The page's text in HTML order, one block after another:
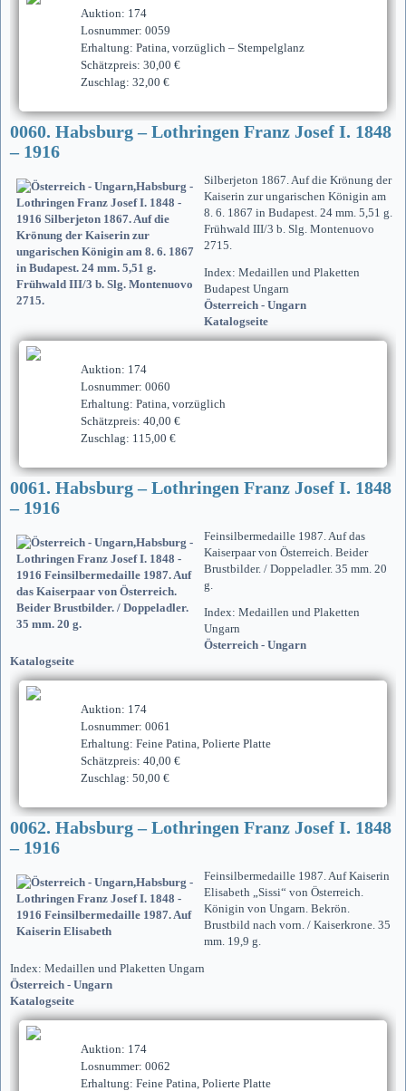
Auktion: 174
Losnummer: 0059
Erhaltung: Patina, vorzüglich – Stempelglanz
Schätzpreis: 30,00 €
Zuschlag: 32,00 €
0060. Habsburg – Lothringen Franz Josef I. 1848
– 1916
Silberjeton 1867. Auf die Krönung der
Kaiserin zur ungarischen Königin am
8. 6. 1867 in Budapest. 24 mm. 5,51 g.
Frühwald III/3 b. Slg. Montenuovo
2715.
Index: Medaillen und Plaketten
Budapest Ungarn
Österreich - Ungarn
Katalogseite
Auktion: 174
Losnummer: 0060
Erhaltung: Patina, vorzüglich
Schätzpreis: 40,00 €
Zuschlag: 115,00 €
0061. Habsburg – Lothringen Franz Josef I. 1848
– 1916
Feinsilbermedaille 1987. Auf das
Kaiserpaar von Österreich. Beider
Brustbilder. / Doppeladler. 35 mm. 20
g.
Index: Medaillen und Plaketten
Ungarn
Österreich - Ungarn
Katalogseite
Auktion: 174
Losnummer: 0061
Erhaltung: Feine Patina, Polierte Platte
Schätzpreis: 40,00 €
Zuschlag: 50,00 €
0062. Habsburg – Lothringen Franz Josef I. 1848
– 1916
Feinsilbermedaille 1987. Auf Kaiserin
Elisabeth „Sissi“ von Österreich.
Königin von Ungarn. Bekrön.
Brustbild nach vorn. / Kaiserkrone. 35
mm. 19,9 g.
Index: Medaillen und Plaketten Ungarn
Österreich - Ungarn
Katalogseite
Auktion: 174
Losnummer: 0062
Erhaltung: Feine Patina, Polierte Platte